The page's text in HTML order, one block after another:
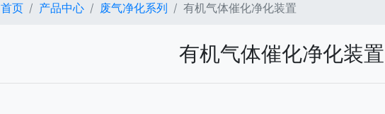
首页 产品中心 废气净化系列 有机气体催化净化装置
有机气体催化净化装置